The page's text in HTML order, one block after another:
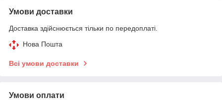
Умови доставки
Доставка здійснюється тільки по передоплаті.
Нова Пошта
Всі умови доставки
Умови оплати